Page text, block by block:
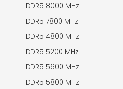
DDR5 8000 MHz
DDR5 7800 MHz
DDR5 4800 MHz
DDR5 5200 MHz
DDR5 5600 MHz
DDR5 5800 MHz